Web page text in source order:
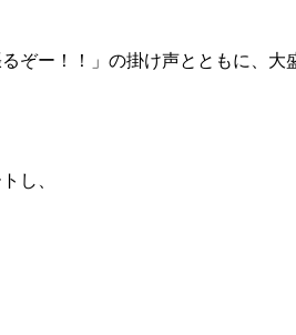
るぞー！！」の掛け声とともに、
し、